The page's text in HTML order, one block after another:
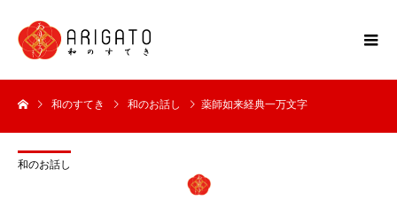
和のすてき 和のお話し 薬師如来経典一万文字
和のお話し